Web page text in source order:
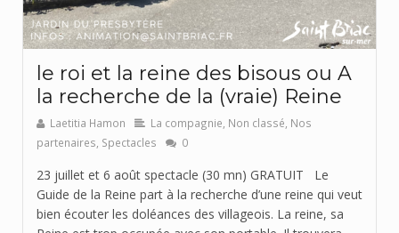
le roi et la reine des bisous ou A
la recherche de la (vraie) Reine
Laetitia Hamon La compagnie Non classé Nos
partenaires Spectacles 0
23 juillet et 6 août spectacle (30 mn) GRATUIT Le
Guide de la Reine part à la recherche d’une reine qui veut
bien écouter les doléances des villageois. La reine, sa